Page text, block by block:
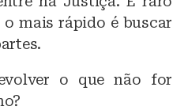
o mais rápido é buscar
o que não for